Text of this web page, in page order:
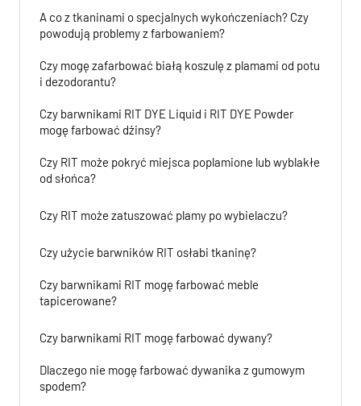
A co z tkaninami o specjalnych wykończeniach? Czy
powodują problemy z farbowaniem?
Czy mogę zafarbować białą koszulę z plamami od potu
i dezodorantu?
Czy barwnikami RIT DYE Liquid i RIT DYE Powder
mogę farbować dżinsy?
Czy RIT może pokryć miejsca poplamione lub wyblakłe
od słońca?
Czy RIT może zatuszować plamy po wybielaczu?
Czy użycie barwników RIT osłabi tkaninę?
Czy barwnikami RIT mogę farbować meble
tapicerowane?
Czy barwnikami RIT mogę farbować dywany?
Dlaczego nie mogę farbować dywanika z gumowym
spodem?